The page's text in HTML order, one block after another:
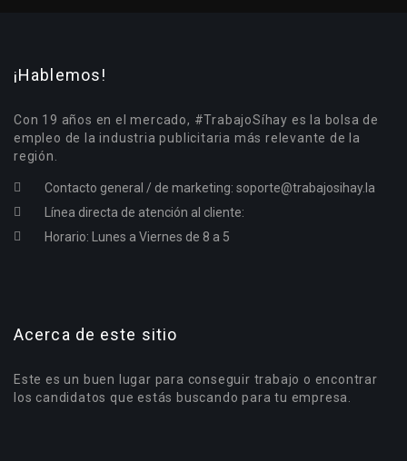
¡Hablemos!
Con 19 años en el mercado, #TrabajoSíhay es la bolsa de
empleo de la industria publicitaria más relevante de la
región.
Contacto general / de marketing: soporte@trabajosihay.la
Línea directa de atención al cliente:
Horario: Lunes a Viernes de 8 a 5
Acerca de este sitio
Este es un buen lugar para conseguir trabajo o encontrar
los candidatos que estás buscando para tu empresa.